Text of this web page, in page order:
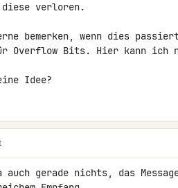
verloren.
bemerken, wenn dies
Overflow Bits. Hier kann ich
Idee?
gerade nichts, das